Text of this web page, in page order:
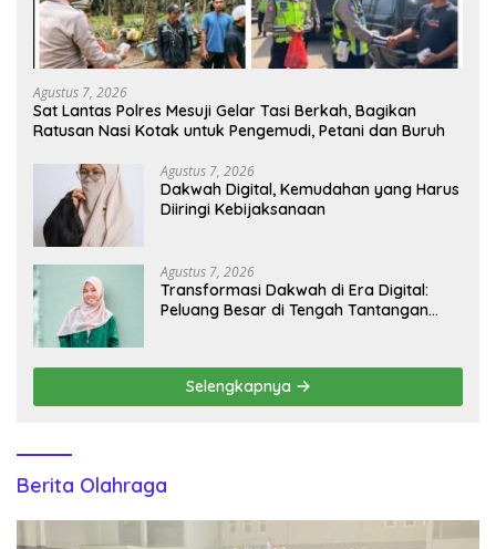
Agustus 7, 2026
Sat Lantas Polres Mesuji Gelar Tasi Berkah, Bagikan
Ratusan Nasi Kotak untuk Pengemudi, Petani dan Buruh
Agustus 7, 2026
Dakwah Digital, Kemudahan yang Harus
Diiringi Kebijaksanaan
Agustus 7, 2026
Transformasi Dakwah di Era Digital:
Peluang Besar di Tengah Tantangan
Selengkapnya
Berita Olahraga